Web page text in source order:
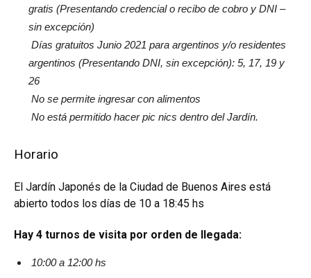
gratis (Presentando credencial o recibo de cobro y DNI –
sin excepción)
Días gratuitos Junio 2021 para argentinos y/o residentes
argentinos (Presentando DNI, sin excepción): 5, 17, 19 y
26
No se permite ingresar con alimentos
No está permitido hacer pic nics dentro del Jardín.
Horario
El Jardín Japonés de la Ciudad de Buenos Aires está
abierto todos los días de 10 a 18:45 hs
Hay 4 turnos de visita por orden de llegada:
10:00 a 12:00 hs